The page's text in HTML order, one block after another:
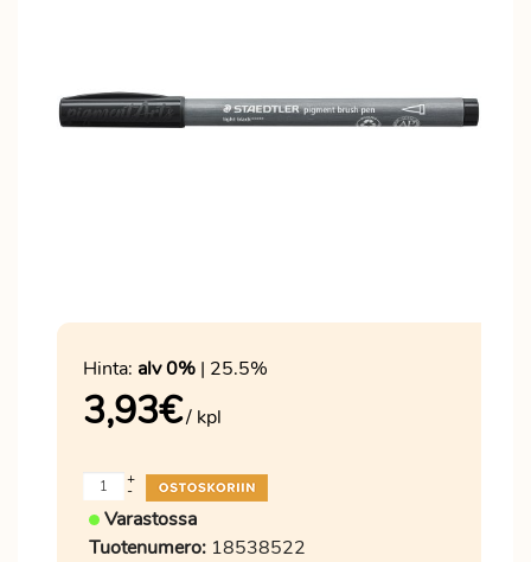
Hinta: alv 0% | 25.5%
3,93€/ kpl
-
+
Varastossa
Tuotenumero: 18538522